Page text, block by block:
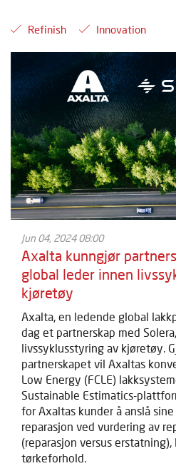
Refinish Innovation
Jun 04, 2024 08:00
Axalta kunngjør
global leder innen
kjøretøy
Axalta, en ledende global
dag et partnerskap med
livssyklusstyring av kjøretøy.
partnerskapet vil Axaltas
Low Energy (FCLE)
Sustainable Estimatics-
for Axaltas kunder å anslå
reparasjon ved vurdering av
(reparasjon versus
tørkeforhold.